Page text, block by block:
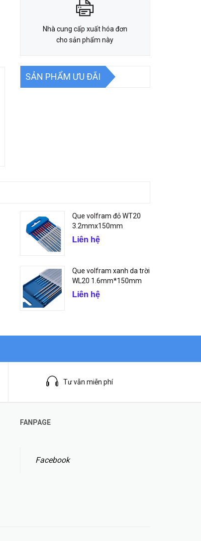
Nhà cung cấp xuất hóa đơn
cho sản phẩm này
SẢN PHẨM ƯU ĐÃI
Que volfram đỏ WT20
3.2mmx150mm
Liên hệ
Que volfram xanh da trời
WL20 1.6mm*150mm
Liên hệ
Tư vẫn miễn phí
FANPAGE
Facebook